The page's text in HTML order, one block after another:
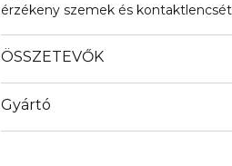
érzékeny szemek és kontaktlencsét
ÖSSZETEVŐK
Gyártó